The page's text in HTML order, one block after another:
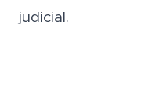
judicial.